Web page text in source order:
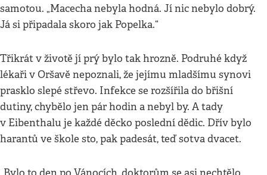
samotou. „Macecha nebyla hodná. Jí nic nebylo dobrý.
Já si připadala skoro jak Popelka.“
Třikrát v životě jí prý bylo tak hrozně. Podruhé když
lékaři v Oršavě nepoznali, že jejímu mladšímu synovi
prasklo slepé střevo. Infekce se rozšířila do břišní
dutiny, chybělo jen pár hodin a nebyl by. A tady
v Eibenthalu je každé děcko poslední dědic. Dřív bylo
harantů ve škole sto, pak padesát, teď sotva dvacet.